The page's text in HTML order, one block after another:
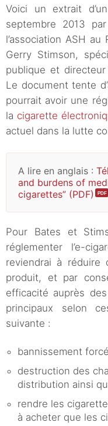
Voici un extrait
septembre 2013
l’association ASH
Gerry Stimson,
publique et
Le document tente
pourrait avoir une
la cigarette
actuel dans la lutte
A lire en anglais :
and burdens of
cigarettes” (PDF)
Pour Bates et
réglementer l’e-
reviendrai à réduire
produit, et par
efficacité auprès
principaux selon
suivante :
bannissement
destruction des
distribution ainsi
rendre les
à acheter que les